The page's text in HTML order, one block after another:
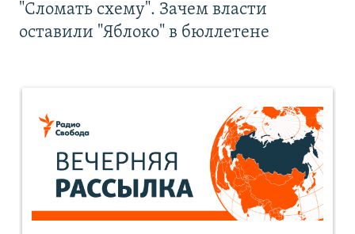
"Сломать схему". Зачем власти
оставили "Яблоко" в бюллетене